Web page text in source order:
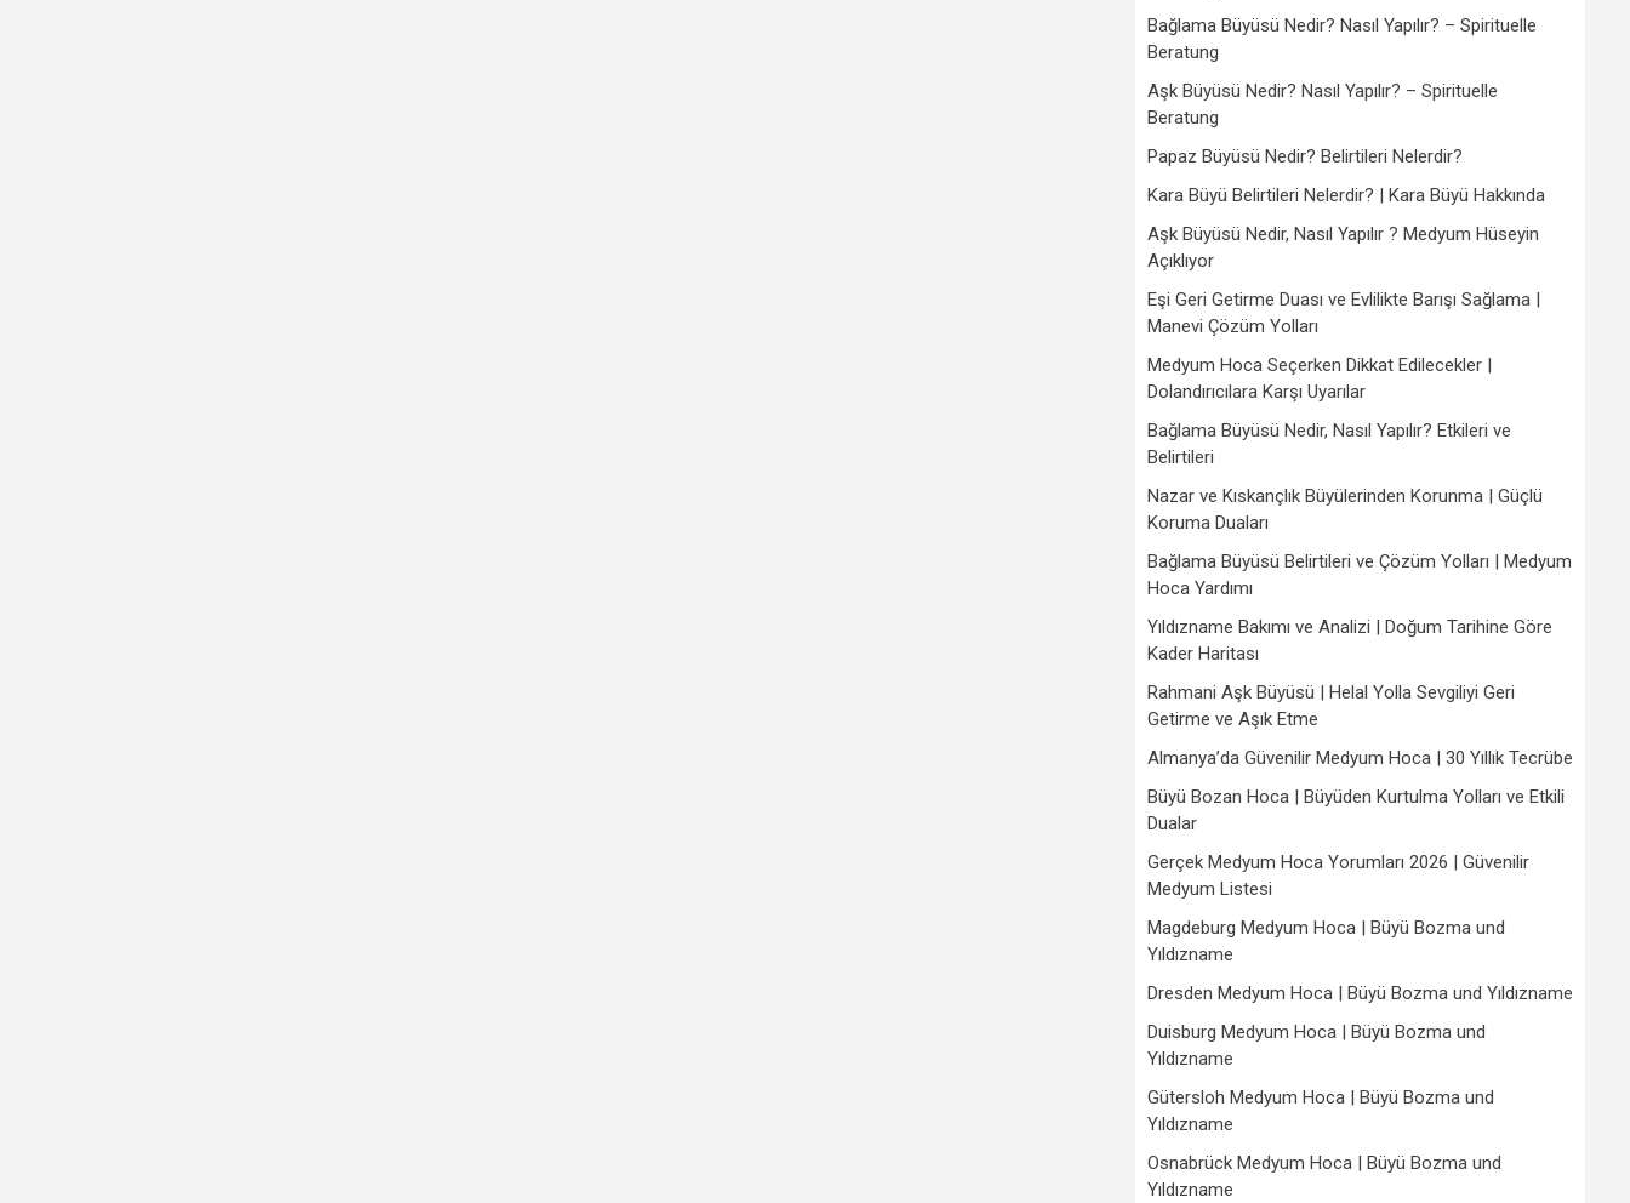
Bağlama Büyüsü Nedir? Nasıl Yapılır? – Spirituelle
Beratung
Aşk Büyüsü Nedir? Nasıl Yapılır? – Spirituelle
Beratung
Papaz Büyüsü Nedir? Belirtileri Nelerdir?
Kara Büyü Belirtileri Nelerdir? | Kara Büyü Hakkında
Aşk Büyüsü Nedir, Nasıl Yapılır ? Medyum Hüseyin
Açıklıyor
Eşi Geri Getirme Duası ve Evlilikte Barışı Sağlama |
Manevi Çözüm Yolları
Medyum Hoca Seçerken Dikkat Edilecekler |
Dolandırıcılara Karşı Uyarılar
Bağlama Büyüsü Nedir, Nasıl Yapılır? Etkileri ve
Belirtileri
Nazar ve Kıskançlık Büyülerinden Korunma | Güçlü
Koruma Duaları
Bağlama Büyüsü Belirtileri ve Çözüm Yolları | Medyum
Hoca Yardımı
Yıldızname Bakımı ve Analizi | Doğum Tarihine Göre
Kader Haritası
Rahmani Aşk Büyüsü | Helal Yolla Sevgiliyi Geri
Getirme ve Aşık Etme
Almanya’da Güvenilir Medyum Hoca | 30 Yıllık Tecrübe
Büyü Bozan Hoca | Büyüden Kurtulma Yolları ve Etkili
Dualar
Gerçek Medyum Hoca Yorumları 2026 | Güvenilir
Medyum Listesi
Magdeburg Medyum Hoca | Büyü Bozma und
Yıldızname
Dresden Medyum Hoca | Büyü Bozma und Yıldızname
Duisburg Medyum Hoca | Büyü Bozma und
Yıldızname
Gütersloh Medyum Hoca | Büyü Bozma und
Yıldızname
Osnabrück Medyum Hoca | Büyü Bozma und
Yıldızname